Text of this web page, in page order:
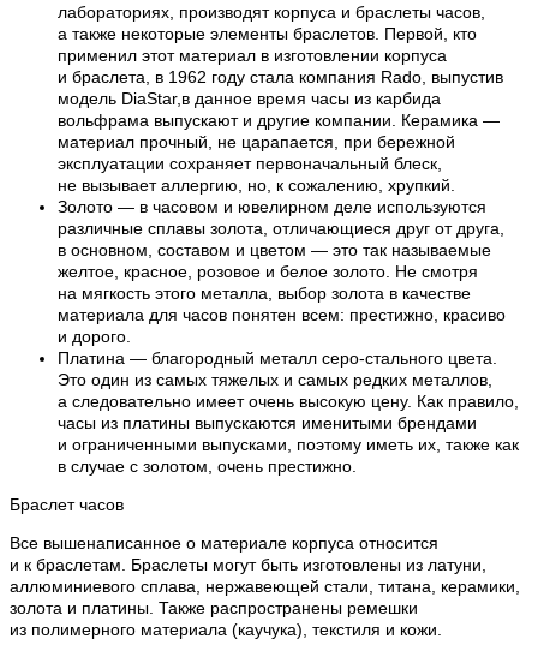
лабораториях, производят корпуса и браслеты часов,
а также некоторые элементы браслетов. Первой, кто
применил этот материал в изготовлении корпуса
и браслета, в 1962 году стала компания Rado, выпустив
модель DiaStar,в данное время часы из карбида
вольфрама выпускают и другие компании. Керамика —
материал прочный, не царапается, при бережной
эксплуатации сохраняет первоначальный блеск,
не вызывает аллергию, но, к сожалению, хрупкий.
Золото — в часовом и ювелирном деле используются
различные сплавы золота, отличающиеся друг от друга,
в основном, составом и цветом — это так называемые
желтое, красное, розовое и белое золото. Не смотря
на мягкость этого металла, выбор золота в качестве
материала для часов понятен всем: престижно, красиво
и дорого.
Платина — благородный металл серо-стального цвета.
Это один из самых тяжелых и самых редких металлов,
а следовательно имеет очень высокую цену. Как правило,
часы из платины выпускаются именитыми брендами
и ограниченными выпусками, поэтому иметь их, также как
в случае с золотом, очень престижно.
Браслет часов
Все вышенаписанное о материале корпуса относится
и к браслетам. Браслеты могут быть изготовлены из латуни,
аллюминиевого сплава, нержавеющей стали, титана, керамики,
золота и платины. Также распространены ремешки
из полимерного материала (каучука), текстиля и кожи.